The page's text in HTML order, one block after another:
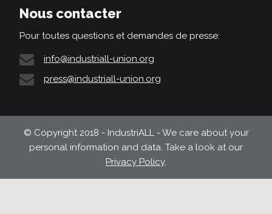
Nous contacter
Pour toutes questions et demandes de presse:
info@industriall-union.org
press@industriall-union.org
© Copyright 2018 - IndustriALL - We care about your
personal information and data. Take a look at our
Privacy Policy.